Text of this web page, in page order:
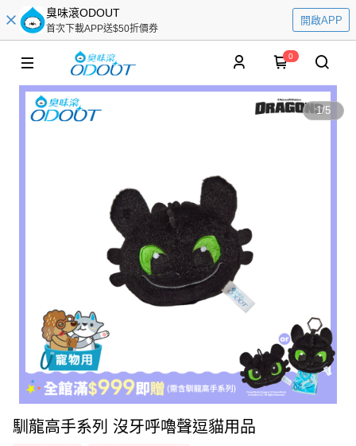
臭味滾ODOUT
首次下載APP送$50折價券
開啟APP
0
1/5
馴龍高手系列 沒牙呼嚕聲逗貓用品